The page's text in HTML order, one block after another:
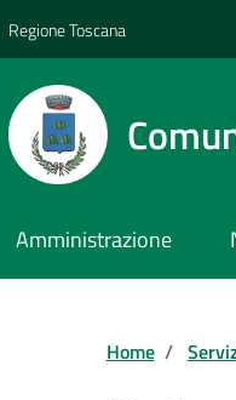
Regione Toscana
Amministrazione
Home /